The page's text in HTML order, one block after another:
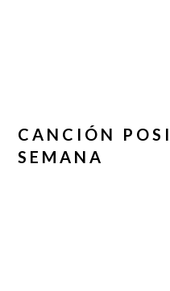
CANCIÓN
SEMANA